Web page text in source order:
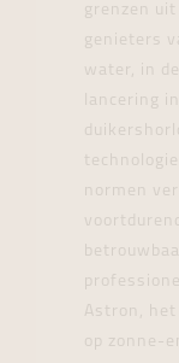
grenzen
genieters
water, in
lancering
normen
Astron,
op zonne-